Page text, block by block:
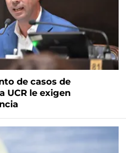
de casos de
UCR le exigen